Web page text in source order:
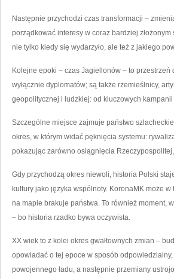
Następnie przychodzi czas transformacji –
porządkować interesy w coraz bardziej
nie tylko kiedy się wydarzyło, ale też z jakiego
Kolejne epoki – czas Jagiellonów – to
wyłącznie dyplomatów; są także rzemieślnicy,
geopolitycznej i ludzkiej: od kluczowych
Szczególne miejsce zajmuje państwo
okres, w którym widać pęknięcia systemu:
pokazując zarówno osiągnięcia
Gdy przychodzą okres niewoli, historia Polski
kultury jako języka wspólnoty. KoronaMK może
na mapie brakuje państwa. To również moment,
– bo historia rzadko bywa oczywista.
XX wiek to z kolei okres gwałtownych zmian –
opowiadać o tej epoce w sposób
powojennego ładu, a następnie przemiany